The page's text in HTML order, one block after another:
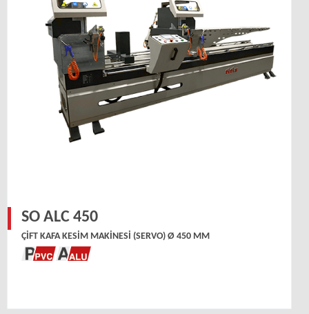
SO ALC 450
ÇIFT KAFA KESIM MAKINESI (SERVO) Ø 450 MM